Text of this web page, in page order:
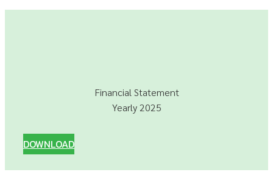
Financial Statement
Yearly 2025
DOWNLOAD